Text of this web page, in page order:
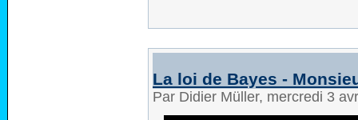
La loi de Bayes -
Par Didier Müller, mercredi 3